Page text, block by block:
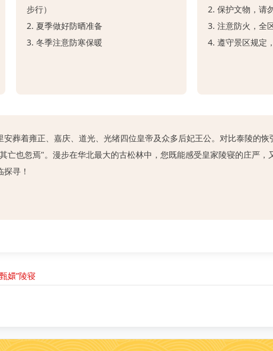
步行）
2. 夏季做好防晒准备
3. 冬季注意防寒保暖
2. 保护文物，请
3. 注意防火，全
4. 遵守景区规定
葬着雍正、嘉庆、道光、光绪四位皇帝及众多后妃王公。对比泰陵的恢
亡也忽焉"。漫步在华北最大的古松林中，您既能感受皇家陵寝的庄严，
寻！
嬛”陵寝